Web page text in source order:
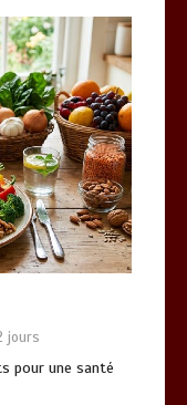
bien choisir
jours
pour une santé